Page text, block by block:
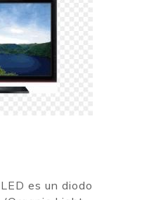
es un diodo